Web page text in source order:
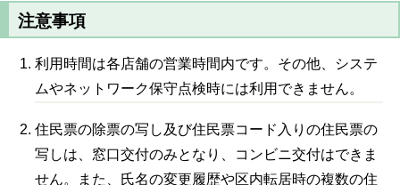
注意事項
利用時間は各店舗の営業時間内です。その他、システ
ムやネットワーク保守点検時には利用できません。
住民票の除票の写し及び住民票コード入りの住民票の
写しは、窓口交付のみとなり、コンビニ交付はできま
せん。また、氏名の変更履歴や区内転居時の複数の住